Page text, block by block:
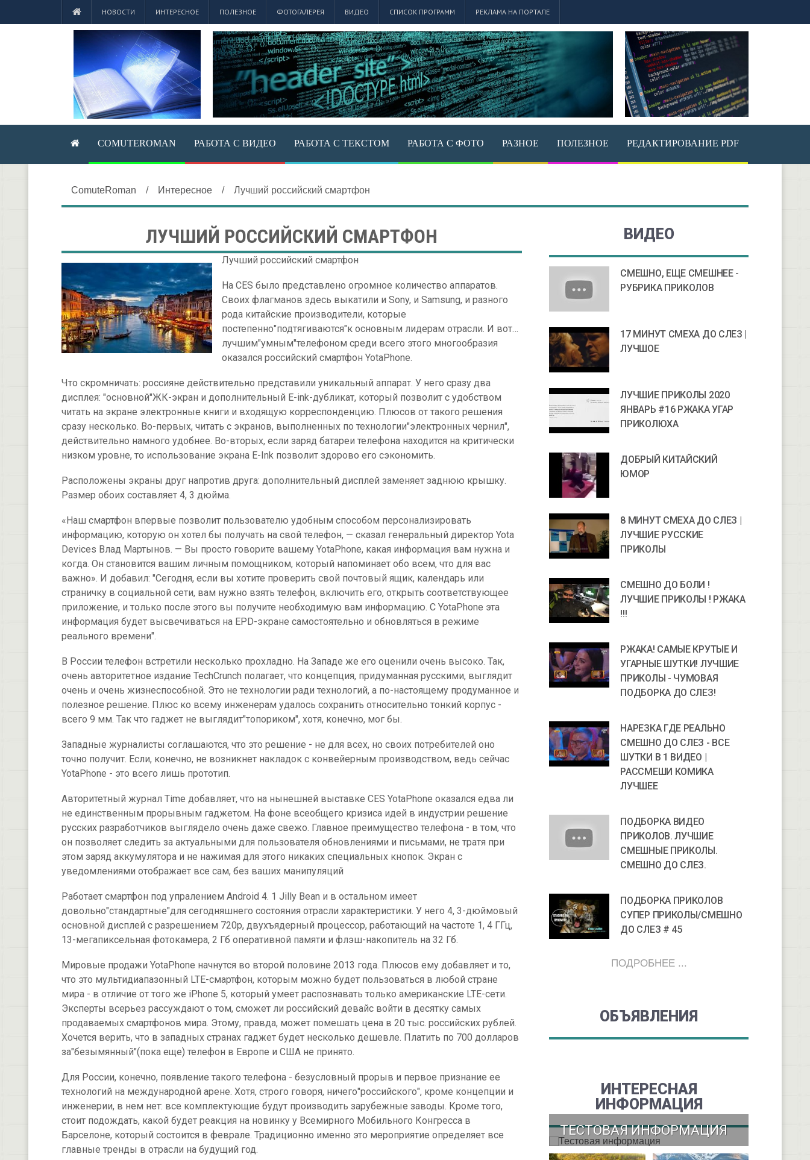
НОВОСТИ ИНТЕРЕСНОЕ ПОЛЕЗНОЕ ФОТОГАЛЕРЕЯ ВИДЕО СПИСОК ПРОГРАММ РЕКЛАМА НА ПОРТАЛЕ
COMUTEROMAN РАБОТА С ВИДЕО РАБОТА С ТЕКСТОМ РАБОТА С ФОТО РАЗНОЕ ПОЛЕЗНОЕ РЕДАКТИРОВАНИЕ PDF
ComuteRoman / Интересное / Лучший российский смартфон
ЛУЧШИЙ РОССИЙСКИЙ СМАРТФОН
Лучший российский смартфон
На CES было представлено огромное количество аппаратов.
Своих флагманов здесь выкатили и Sony, и Samsung, и разного
рода китайские производители, которые
постепенно"подтягиваются"к основным лидерам отрасли. И вот…
лучшим"умным"телефоном среди всего этого многообразия
оказался российский смартфон YotaPhone.
Что скромничать: россияне действительно представили уникальный аппарат. У него сразу два
дисплея: "основной"ЖК-экран и дополнительный E-ink-дубликат, который позволит с удобством
читать на экране электронные книги и входящую корреспонденцию. Плюсов от такого решения
сразу несколько. Во-первых, читать с экранов, выполненных по технологии"электронных чернил",
действительно намного удобнее. Во-вторых, если заряд батареи телефона находится на критически
низком уровне, то использование экрана E-Ink позволит здорово его сэкономить.
Расположены экраны друг напротив друга: дополнительный дисплей заменяет заднюю крышку.
Размер обоих составляет 4, 3 дюйма.
«Наш смартфон впервые позволит пользователю удобным способом персонализировать
информацию, которую он хотел бы получать на свой телефон, — сказал генеральный директор Yota
Devices Влад Мартынов. — Вы просто говорите вашему YotaPhone, какая информация вам нужна и
когда. Он становится вашим личным помощником, который напоминает обо всем, что для вас
важно». И добавил: "Сегодня, если вы хотите проверить свой почтовый ящик, календарь или
страничку в социальной сети, вам нужно взять телефон, включить его, открыть соответствующее
приложение, и только после этого вы получите необходимую вам информацию. С YotaPhone эта
информация будет высвечиваться на EPD-экране самостоятельно и обновляться в режиме
реального времени".
В России телефон встретили несколько прохладно. На Западе же его оценили очень высоко. Так,
очень авторитетное издание TechCrunch полагает, что концепция, придуманная русскими, выглядит
очень и очень жизнеспособной. Это не технологии ради технологий, а по-настоящему продуманное и
полезное решение. Плюс ко всему инженерам удалось сохранить относительно тонкий корпус -
всего 9 мм. Так что гаджет не выглядит"топориком", хотя, конечно, мог бы.
Западные журналисты соглашаются, что это решение - не для всех, но своих потребителей оно
точно получит. Если, конечно, не возникнет накладок с конвейерным производством, ведь сейчас
YotaPhone - это всего лишь прототип.
Авторитетный журнал Time добавляет, что на нынешней выставке CES YotaPhone оказался едва ли
не единственным прорывным гаджетом. На фоне всеобщего кризиса идей в индустрии решение
русских разработчиков выглядело очень даже свежо. Главное преимущество телефона - в том, что
он позволяет следить за актуальными для пользователя обновлениями и письмами, не тратя при
этом заряд аккумулятора и не нажимая для этого никаких специальных кнопок. Экран с
уведомлениями отображает все сам, без ваших манипуляций
Работает смартфон под упралением Android 4. 1 Jilly Bean и в остальном имеет
довольно"стандартные"для сегодняшнего состояния отрасли характеристики. У него 4, 3-дюймовый
основной дисплей с разрешением 720p, двухъядерный процессор, работающий на частоте 1, 4 ГГц,
13-мегапиксельная фотокамера, 2 Гб оперативной памяти и флэш-накопитель на 32 Гб.
Мировые продажи YotaPhone начнутся во второй половине 2013 года. Плюсов ему добавляет и то,
что это мультидиапазонный LTE-смартфон, которым можно будет пользоваться в любой стране
мира - в отличие от того же iPhone 5, который умеет распознавать только американские LTE-сети.
Эксперты всерьез рассуждают о том, сможет ли российский девайс войти в десятку самых
продаваемых смартфонов мира. Этому, правда, может помешать цена в 20 тыс. российских рублей.
Хочется верить, что в западных странах гаджет будет несколько дешевле. Платить по 700 долларов
за"безымянный"(пока еще) телефон в Европе и США не принято.
Для России, конечно, появление такого телефона - безусловный прорыв и первое признание ее
технологий на международной арене. Хотя, строго говоря, ничего"российского", кроме концепции и
инженерии, в нем нет: все комплектующие будут производить зарубежные заводы. Кроме того,
стоит подождать, какой будет реакция на новинку у Всемирного Мобильного Конгресса в
Барселоне, который состоится в феврале. Традиционно именно это мероприятие определяет все
главные тренды в отрасли на будущий год.
ВИДЕО
СМЕШНО, ЕЩЕ СМЕШНЕЕ -
РУБРИКА ПРИКОЛОВ
17 МИНУТ СМЕХА ДО СЛЕЗ |
ЛУЧШОЕ
ЛУЧШИЕ ПРИКОЛЫ 2020
ЯНВАРЬ #16 РЖАКА УГАР
ПРИКОЛЮХА
ДОБРЫЙ КИТАЙСКИЙ
ЮМОР
8 МИНУТ СМЕХА ДО СЛЕЗ |
ЛУЧШИЕ РУССКИЕ
ПРИКОЛЫ
СМЕШНО ДО БОЛИ !
ЛУЧШИЕ ПРИКОЛЫ ! РЖАКА
!!!
РЖАКА! САМЫЕ КРУТЫЕ И
УГАРНЫЕ ШУТКИ! ЛУЧШИЕ
ПРИКОЛЫ - ЧУМОВАЯ
ПОДБОРКА ДО СЛЕЗ!
НАРЕЗКА ГДЕ РЕАЛЬНО
СМЕШНО ДО СЛЕЗ - ВСЕ
ШУТКИ В 1 ВИДЕО |
РАССМЕШИ КОМИКА
ЛУЧШЕЕ
ПОДБОРКА ВИДЕО
ПРИКОЛОВ. ЛУЧШИЕ
СМЕШНЫЕ ПРИКОЛЫ.
СМЕШНО ДО СЛЕЗ.
ПОДБОРКА ПРИКОЛОВ
СУПЕР ПРИКОЛЫ/СМЕШНО
ДО СЛЕЗ # 45
ПОДРОБНЕЕ ...
ОБЪЯВЛЕНИЯ
ИНТЕРЕСНАЯ
ИНФОРМАЦИЯ
ТЕСТОВАЯ ИНФОРМАЦИЯ